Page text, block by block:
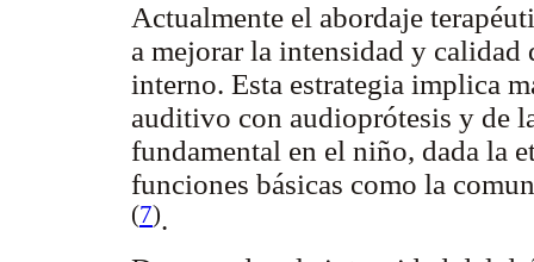
Actualmente el abordaje
a mejorar la intensidad y calidad
interno. Esta estrategia implica
auditivo con audioprótesis y de
fundamental en el niño, dada la
funciones básicas como la
(7).